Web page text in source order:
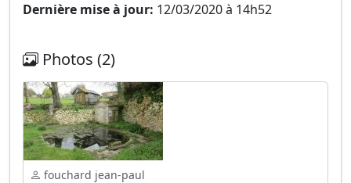
Dernière mise à jour: 12/03/2020 à 14h52
Photos (2)
fouchard jean-paul